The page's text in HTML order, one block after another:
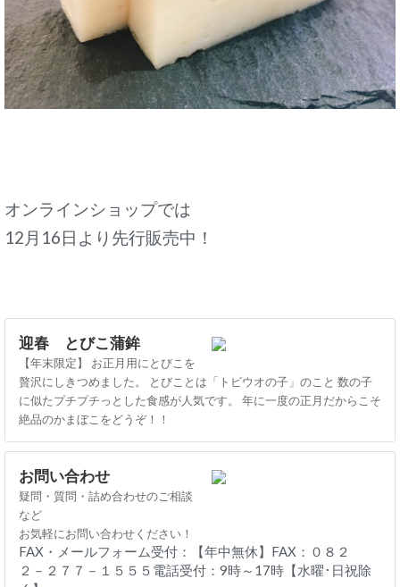
オンラインショップでは
12月16日より 先行販売中！
迎春 とびこ蒲鉾
【年末限定】 お正月用にとびこを
贅沢にしきつめました。 とびことは「トビウオの子」のこと 数の子
に似たプチプチっとした食感が人気です。 年に一度の正月だからこそ
絶品のかまぼこをどうぞ！！
お問い合わせ
疑問・質問・詰め合わせのご相談
など
お気軽にお問い合わせください！
FAX・メールフォーム受付：【年中無休】FAX：０８２
２－２７７－１５５５電話受付：9時～17時【水曜･日祝除